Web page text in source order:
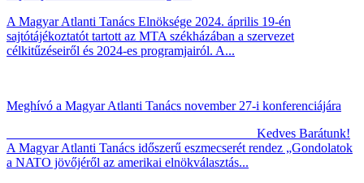
A Magyar Atlanti Tanács Elnöksége 2024. április 19-én
sajtótájékoztatót tartott az MTA székházában a szervezet
célkitűzéseiről és 2024-es programjairól. A...
Meghívó a Magyar Atlanti Tanács november 27-i konferenciájára
Kedves Barátunk!
A Magyar Atlanti Tanács időszerű eszmecserét rendez „Gondolatok
a NATO jövőjéről az amerikai elnökválasztás...